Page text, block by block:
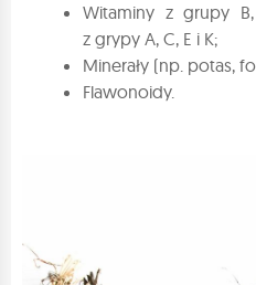
Witaminy z grupy
z grypy A, C, E i K;
Minerały (np. potas,
Flawonoidy.